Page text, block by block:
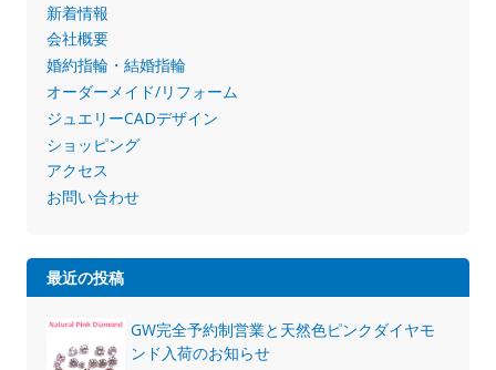
新着情報
会社概要
婚約指輪・結婚指輪
オーダーメイド/リフォーム
ジュエリーCADデザイン
ショッピング
アクセス
お問い合わせ
最近の投稿
GW完全予約制営業と天然色ピンクダイヤモ
ンド入荷のお知らせ